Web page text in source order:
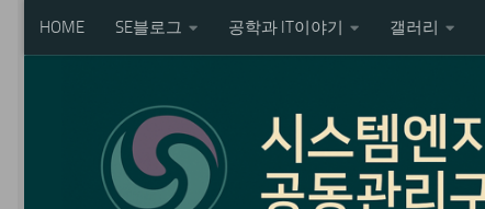
Skip to content
HOME SE블로그 공학과 IT이야기 갤러리